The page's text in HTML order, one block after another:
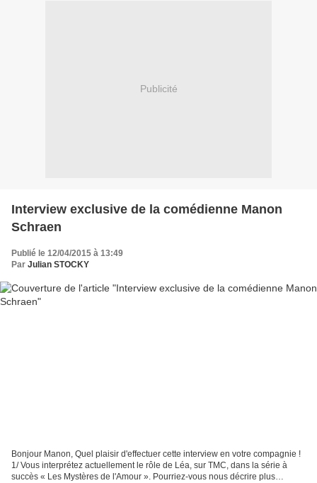
Publicité
Interview exclusive de la comédienne Manon
Schraen
Publié le 12/04/2015 à 13:49
Par Julian STOCKY
Bonjour Manon, Quel plaisir d'effectuer cette interview en votre compagnie !
1/ Vous interprétez actuellement le rôle de Léa, sur TMC, dans la série à
succès « Les Mystères de l'Amour ». Pourriez-vous nous décrire plus